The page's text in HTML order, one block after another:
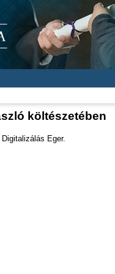
költészetében
Eger.